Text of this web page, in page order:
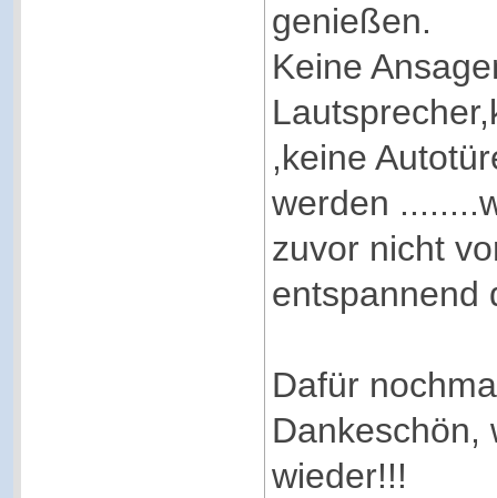
genießen.
Keine
,keine
werden
zuvor nicht
entspannend
Dafür
Dankeschön,
wieder!!!